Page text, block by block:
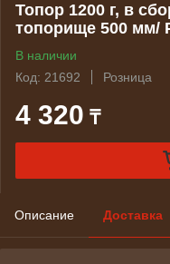
Топор 1200 г, в
топорище 500 мм/
В наличии
Код: 21692
Розница
4 320 ₸
Описание Доставка